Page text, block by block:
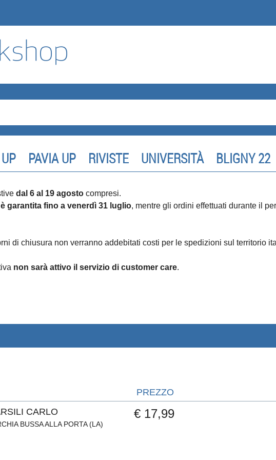
PAVIA UP RIVISTE UNIVERSITÀ BLIGNY 22
dal 6 al 19 agosto compresi.
garantita fino a venerdì 31 luglio, mentre gli ordini effettuati durante il
di chiusura non verranno addebitati costi per le spedizioni sul territorio
non sarà attivo il servizio di customer care.
PREZZO
CARLO
BUSSA ALLA PORTA (LA)
€ 17,99